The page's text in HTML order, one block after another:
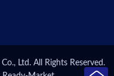
Ltd. All Rights Reserved.